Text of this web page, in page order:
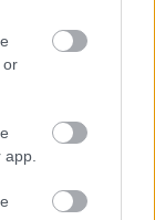
or